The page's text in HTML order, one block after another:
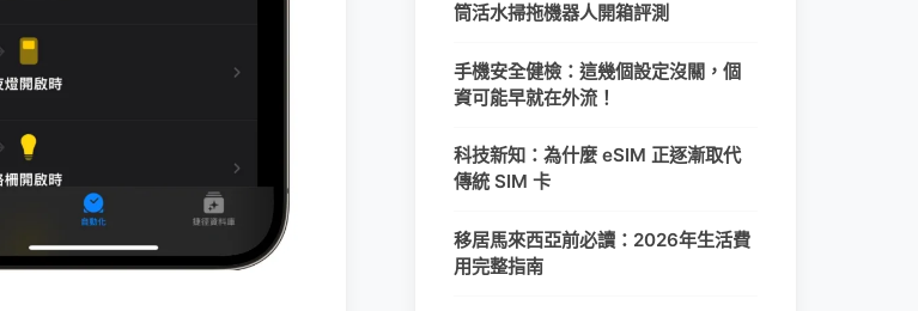
筒活水掃拖機器人開箱評測
手機安全健檢：這幾個設定沒關，個
資可能早就在外流！
科技新知：為什麼 eSIM 正逐漸取代
傳統 SIM 卡
移居馬來西亞前必讀：2026年生活費
用完整指南